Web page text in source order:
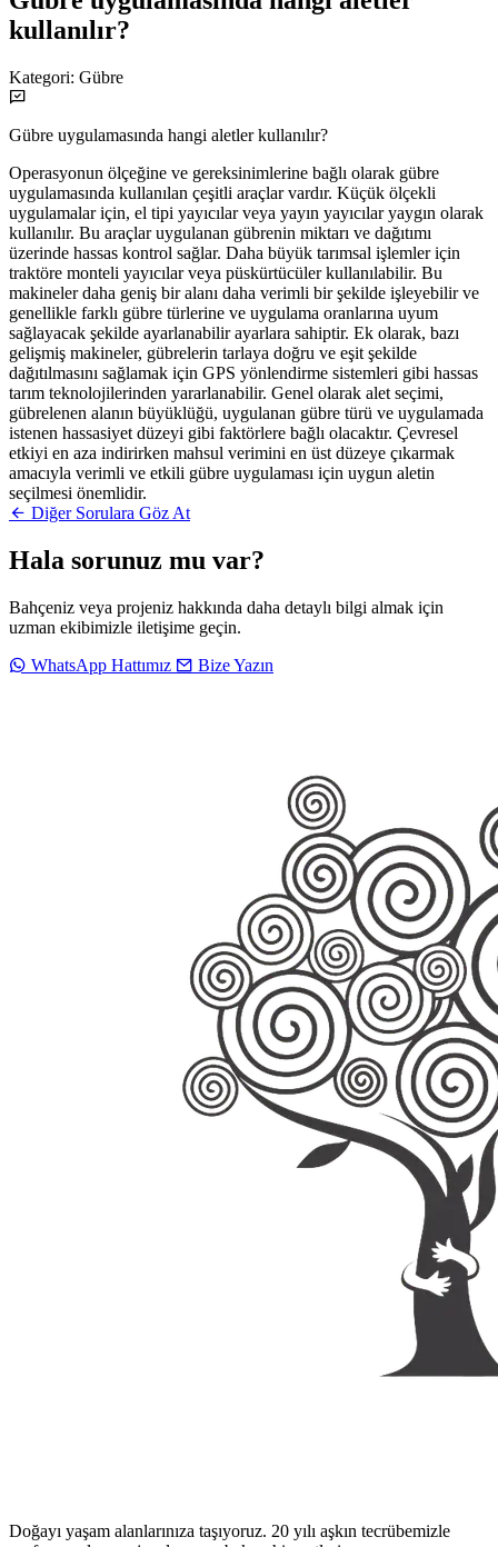
kullanılır?
Kategori: Gübre
Gübre uygulamasında hangi aletler kullanılır?
Operasyonun ölçeğine ve gereksinimlerine bağlı olarak gübre
uygulamasında kullanılan çeşitli araçlar vardır. Küçük ölçekli
uygulamalar için, el tipi yayıcılar veya yayın yayıcılar yaygın olarak
kullanılır. Bu araçlar uygulanan gübrenin miktarı ve dağıtımı
üzerinde hassas kontrol sağlar. Daha büyük tarımsal işlemler için
traktöre monteli yayıcılar veya püskürtücüler kullanılabilir. Bu
makineler daha geniş bir alanı daha verimli bir şekilde işleyebilir ve
genellikle farklı gübre türlerine ve uygulama oranlarına uyum
sağlayacak şekilde ayarlanabilir ayarlara sahiptir. Ek olarak, bazı
gelişmiş makineler, gübrelerin tarlaya doğru ve eşit şekilde
dağıtılmasını sağlamak için GPS yönlendirme sistemleri gibi hassas
tarım teknolojilerinden yararlanabilir. Genel olarak alet seçimi,
gübrelenen alanın büyüklüğü, uygulanan gübre türü ve uygulamada
istenen hassasiyet düzeyi gibi faktörlere bağlı olacaktır. Çevresel
etkiyi en aza indirirken mahsul verimini en üst düzeye çıkarmak
amacıyla verimli ve etkili gübre uygulaması için uygun aletin
seçilmesi önemlidir.
Diğer Sorulara Göz At
Hala sorunuz mu var?
Bahçeniz veya projeniz hakkında daha detaylı bilgi almak için
uzman ekibimizle iletişime geçin.
WhatsApp Hattımız
Bize Yazın
Doğayı yaşam alanlarınıza taşıyoruz. 20 yılı aşkın tecrübemizle